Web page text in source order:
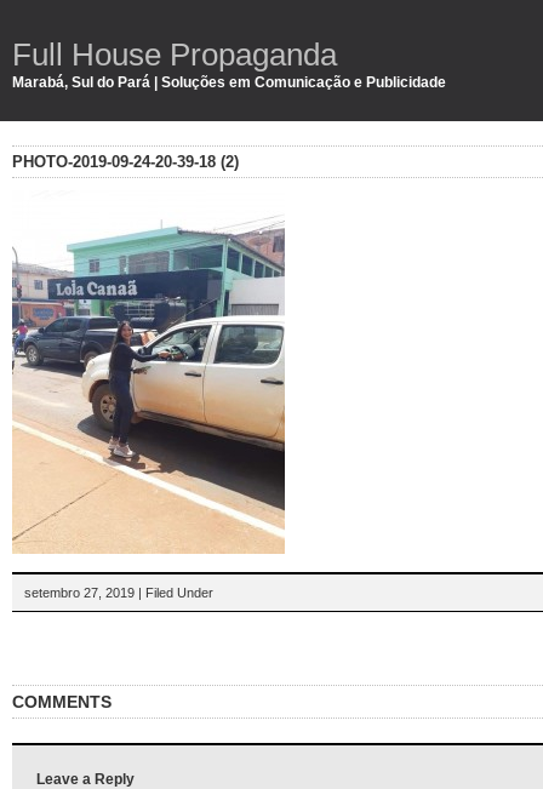
Full House Propaganda
Marabá, Sul do Pará | Soluções em Comunicação e Publicidade
PHOTO-2019-09-24-20-39-18 (2)
setembro 27, 2019 | Filed Under
COMMENTS
Leave a Reply